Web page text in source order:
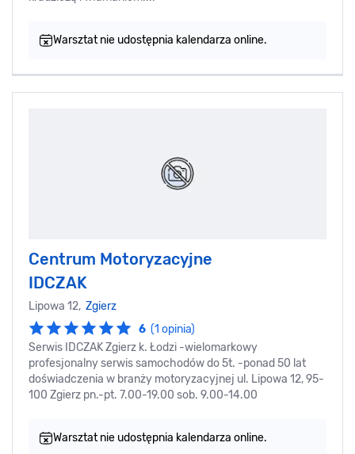
Warsztat nie udostępnia kalendarza online.
Centrum Motoryzacyjne
IDCZAK
Lipowa 12, Zgierz
6 (1 opinia)
Serwis IDCZAK Zgierz k. Łodzi -wielomarkowy
profesjonalny serwis samochodów do 5t. -ponad 50 lat
doświadczenia w branży motoryzacyjnej ul. Lipowa 12, 95-
100 Zgierz pn.-pt. 7.00-19.00 sob. 9.00-14.00
Warsztat nie udostępnia kalendarza online.